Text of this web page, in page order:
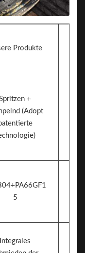
Produkte
+
(Adopt
5
Integrales